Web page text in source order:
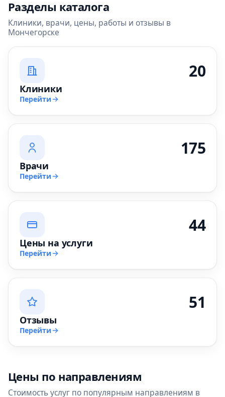
Разделы каталога
Клиники, врачи, цены, работы и отзывы в
Мончегорске
20
Клиники
Перейти
175
Врачи
Перейти
44
Цены на услуги
Перейти
51
Отзывы
Перейти
Цены по направлениям
Стоимость услуг по популярным направлениям в